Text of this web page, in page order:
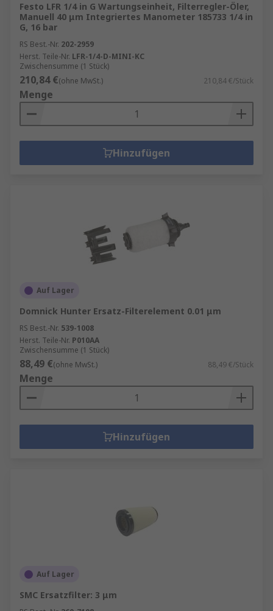
Festo LFR 1/4 in G Wartungseinheit, Filterregler-Öler,
Manuell 40 μm Integriertes Manometer 185733 1/4 in
G, 16 bar
RS Best.-Nr. 202-2959
Herst. Teile-Nr. LFR-1/4-D-MINI-KC
Zwischensumme (1 Stück)
210,84 €(ohne MwSt.) 210,84 €/Stück
Menge
Hinzufügen
Auf Lager
Domnick Hunter Ersatz-Filterelement 0.01 μm
RS Best.-Nr. 539-1008
Herst. Teile-Nr. P010AA
Zwischensumme (1 Stück)
88,49 €(ohne MwSt.) 88,49 €/Stück
Menge
Hinzufügen
Auf Lager
SMC Ersatzfilter: 3 μm